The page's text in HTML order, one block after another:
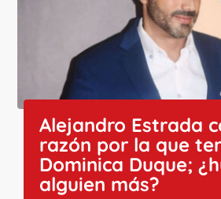
Alejandro Estrada
razón por la que
Dominica Duque;
alguien más?